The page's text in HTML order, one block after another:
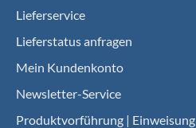
Lieferservice
Lieferstatus anfragen
Mein Kundenkonto
Newsletter-Service
Produktvorführung | Einweisung